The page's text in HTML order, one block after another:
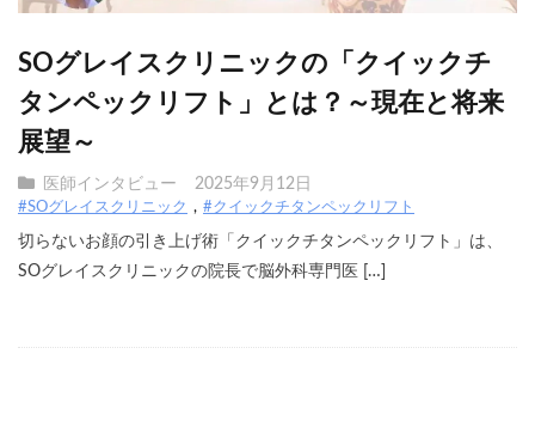
SOグレイスクリニックの「クイックチ
タンペックリフト」とは？～現在と将来
展望～
医師インタビュー 2025年9月12日
#SOグレイスクリニック #クイックチタンペックリフト
切らないお顔の引き上げ術「クイックチタンペックリフト」は、
SOグレイスクリニックの院長で脳外科専門医 […]